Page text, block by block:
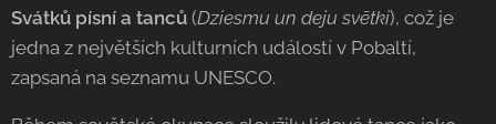
Svátků písní a tanců (Dziesmu un deju svētki), což je
jedna z největších kulturních událostí v Pobaltí,
zapsaná na seznamu UNESCO.